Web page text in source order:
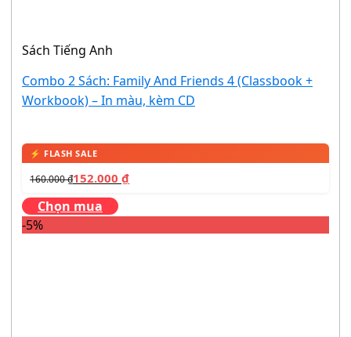
Sách Tiếng Anh
Combo 2 Sách: Family And Friends 4 (Classbook +
Workbook) – In màu, kèm CD
160.000₫152.000 ₫
Chọn mua
-5%